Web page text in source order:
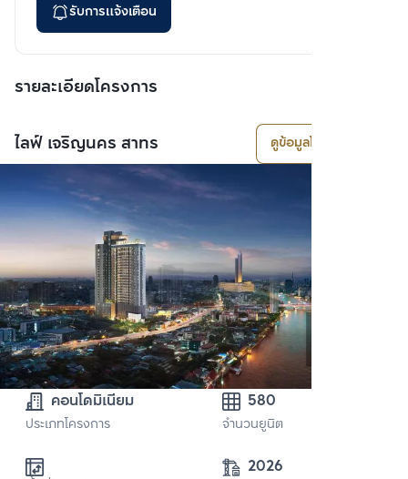
รับการแจ้งเตือน
รายละเอียดโครงการ
ไลฟ์ เจริญนคร สาทร ดูข้อมูลโครงการ
คอนโดมิเนียม
ประเภทโครงการ
580
จำนวนยูนิต
2026